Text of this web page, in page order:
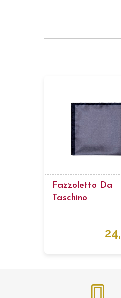
Fazzoletto Da
Taschino
24,